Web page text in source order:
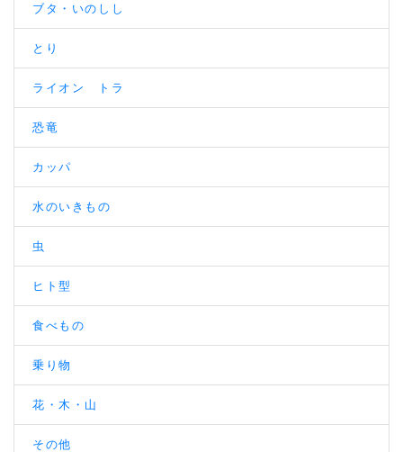
ブタ・いのしし
とり
ライオン トラ
恐竜
カッパ
水のいきもの
虫
ヒト型
食べもの
乗り物
花・木・山
その他